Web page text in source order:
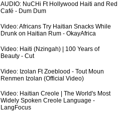
AUDIO: NuCHi Ft Hollywood Haiti and Red
Café - Dum Dum
Video: Africans Try Haitian Snacks While
Drunk on Haitian Rum - OkayAfrica
Video: Haiti (Nzingah) | 100 Years of
Beauty - Cut
Video: Izolan Ft Zoeblood - Tout Moun
Renmen Izolan (Official Video)
Video: Haitian Creole | The World's Most
Widely Spoken Creole Language -
LangFocus